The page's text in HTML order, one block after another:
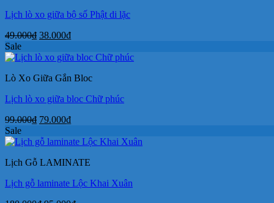
Lịch lò xo giữa bộ số Phật di lặc
49.000₫ Giá
là:
38.000₫Giá
tại
38.000₫.
Sale
Lò Xo Giữa Gắn Bloc
Lịch lò xo giữa bloc Chữ phúc
99.000₫ Giá
là:
79.000₫Giá
tại
79.000₫.
Sale
Lịch Gỗ LAMINATE
Lịch gỗ laminate Lộc Khai Xuân